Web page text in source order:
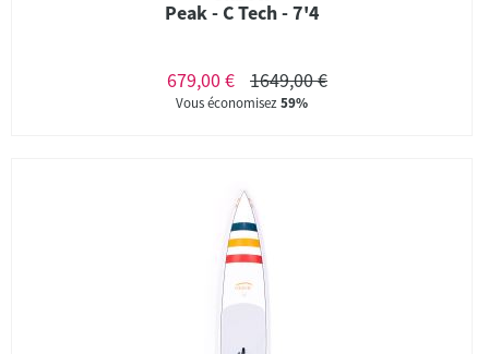
Peak - C Tech - 7'4
679,00 € 1649,00 €
Vous économisez59%